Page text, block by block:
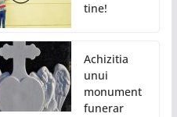
tine!
Achizitia
unui
monument
funerar